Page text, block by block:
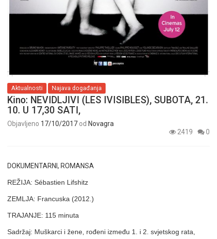
Aktualnosti Najava događanja
Kino: NEVIDLJIVI (LES IVISIBLES), SUBOTA, 21.
10. U 17,30 SATI,
Objavljeno 17/10/2017 od Novagra
2419
0
DOKUMENTARNI, ROMANSA
REŽIJA: Sébastien Lifshitz
ZEMLJA: Francuska (2012.)
TRAJANJE: 115 minuta
Sadržaj: Muškarci i žene, rođeni između 1. i 2. svjetskog rata,